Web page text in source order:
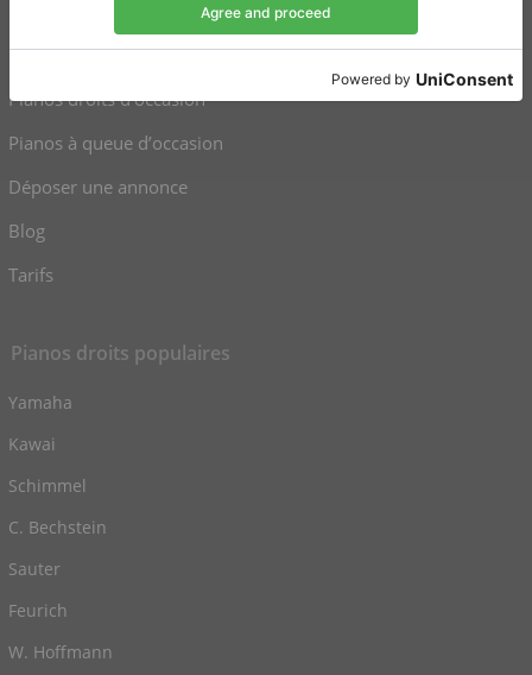
Pianos à queue à vendre
Pianos droits d’occasion
Pianos à queue d’occasion
Déposer une annonce
Blog
Tarifs
Pianos droits populaires
Yamaha
Kawai
Schimmel
C. Bechstein
Sauter
Feurich
W. Hoffmann